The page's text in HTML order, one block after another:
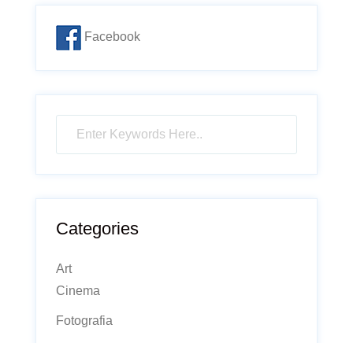
Facebook
Categories
Art
Cinema
Fotografia